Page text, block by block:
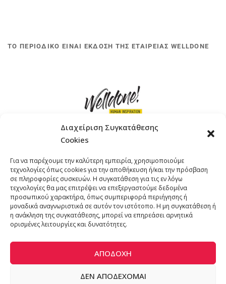
Διαχείριση Συγκατάθεσης
Cookies
Για να παρέχουμε την καλύτερη εμπειρία, χρησιμοποιούμε
τεχνολογίες όπως cookies για την αποθήκευση ή/και την πρόσβαση
σε πληροφορίες συσκευών. Η συγκατάθεση για τις εν λόγω
τεχνολογίες θα μας επιτρέψει να επεξεργαστούμε δεδομένα
προσωπικού χαρακτήρα, όπως συμπεριφορά περιήγησης ή
μοναδικά αναγνωριστικά σε αυτόν τον ιστότοπο. Η μη συγκατάθεση ή
η ανάκληση της συγκατάθεσης, μπορεί να επηρεάσει αρνητικά
ορισμένες λειτουργίες και δυνατότητες.
ΑΠΟΔΟΧΉ
ΔΕΝ ΑΠΟΔΈΧΟΜΑΙ
ΤΟ ΠΕΡΙΟΔΙΚΟ ΕΙΝΑΙ ΕΚΔΟΣΗ ΤΗΣ ΕΤΑΙΡΕΙΑΣ WELLDONE
ΤΗΛΕΦΩΝΟ: +30 211 4021758
EMAIL:info@welldone.com.gr